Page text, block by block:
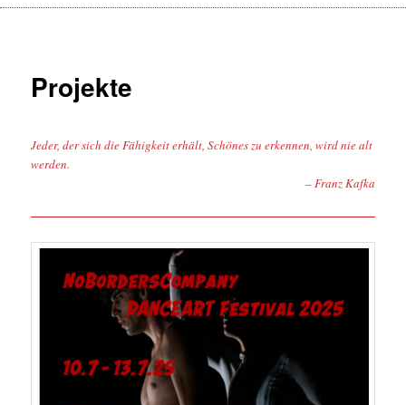
springen
Projekte
Jeder, der sich die Fähigkeit erhält, Schönes zu erkennen, wird nie alt
werden.
– Franz Kafka